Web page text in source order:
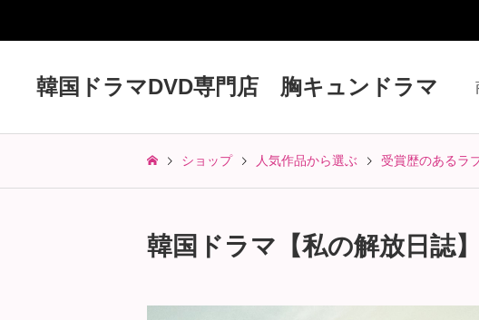
韓国ドラマDVD専門店 胸キュンドラマ
ショップ 人気作品から選ぶ 受賞歴のあるラ
韓国ドラマ【私の解放日